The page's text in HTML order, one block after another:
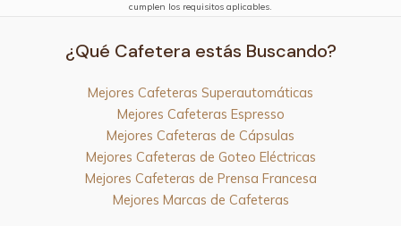
cumplen los requisitos aplicables.
¿Qué Cafetera estás Buscando?
Mejores Cafeteras Superautomáticas
Mejores Cafeteras Espresso
Mejores Cafeteras de Cápsulas
Mejores Cafeteras de Goteo Eléctricas
Mejores Cafeteras de Prensa Francesa
Mejores Marcas de Cafeteras